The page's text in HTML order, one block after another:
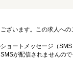
ざいます。この求人へ
ョートメッセージ（
が配信されませんの